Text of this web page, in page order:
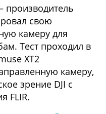
производитель
свою
камеру для
Тест проходил в
XT2
камеру,
зрение DJI с
FLIR.